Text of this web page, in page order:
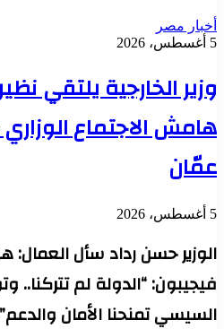
أخبار مصر
5 أغسطس، 2026
وزير الخارجية يلتقي
هامش الاجتماع
عمّان
5 أغسطس، 2026
الوزير حسن رداد سأل العمال:
فيجيبون: “الدولة لم تتركنا..
السيسي تمنحنا الأمان